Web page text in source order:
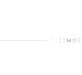
1